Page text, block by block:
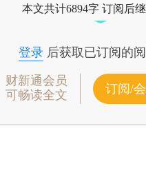
本文共计6894字 订阅后
登录后获取已订阅的
财新通会员
可畅读全文
订阅/